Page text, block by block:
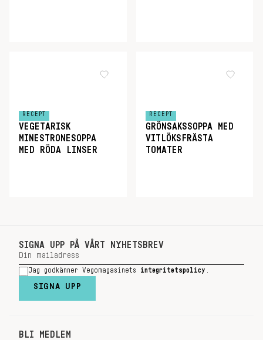
RECEPT
VEGETARISK
MINESTRONESOPPA
MED RÖDA LINSER
RECEPT
GRÖNSAKSSOPPA MED
VITLÖKSFRÄSTA
TOMATER
SIGNA UPP PÅ VÅRT NYHETSBREV
Jag godkänner Vegomagasinets integritetspolicy
SIGNA UPP
BLI MEDLEM